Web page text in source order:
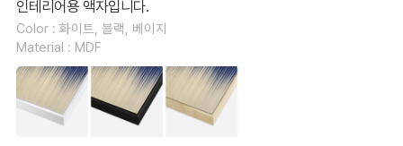
인테리어용 액자입니다.
Color : 화이트, 블랙, 베이지
Material : MDF